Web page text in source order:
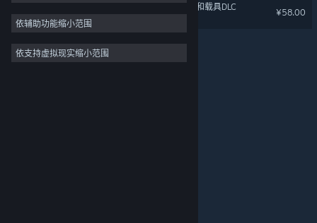
关于蒸汽平台|退款政策|软件许可服务协议
个人信息保护政策|个人信息出境告知书|
氛围
剧情丰富
彩色
依辅助功能缩小范围
依支持虚拟现实缩小范围
星砂岛 欧式梦幻家具、服装和载具DLC
¥58.00